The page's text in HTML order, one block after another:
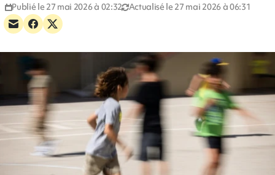
Publié le 27 mai 2026 à 02:32 Actualisé le 27 mai 2026 à 06:31